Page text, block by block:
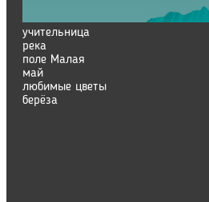
учительница
река
поле Малая
май
любимые цветы
берёза